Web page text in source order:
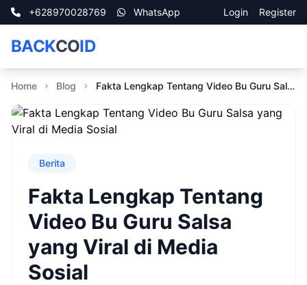
+628970028769 WhatsApp Login Register
BACKCOID
Home Blog Fakta Lengkap Tentang Video Bu Guru Salsa yang Viral di Media Sosial
Berita
Fakta Lengkap Tentang
Video Bu Guru Salsa
yang Viral di Media
Sosial